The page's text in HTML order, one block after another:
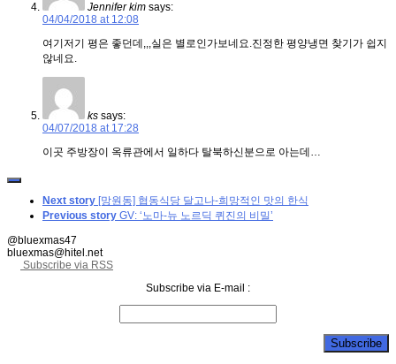
Jennifer kim says:
04/04/2018 at 12:08
여기저기 평은 좋던데,,,실은 별로인가보네요.진정한 평양냉면 찾기가 쉽지
않네요.
ks says:
04/07/2018 at 17:28
이곳 주방장이 옥류관에서 일하다 탈북하신분으로 아는데…
Next story [망원동] 협동식당 달고나-희망적인 맛의 한식
Previous story GV: ‘노마-뉴 노르딕 퀴진의 비밀’
@bluexmas47
bluexmas@hitel.net
Subscribe via RSS
Subscribe via E-mail :